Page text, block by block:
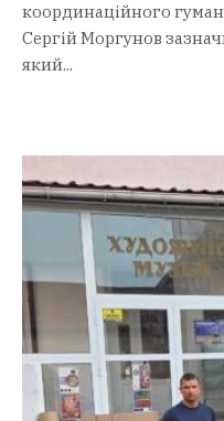
координаційного
Сергій Моргунов
який...